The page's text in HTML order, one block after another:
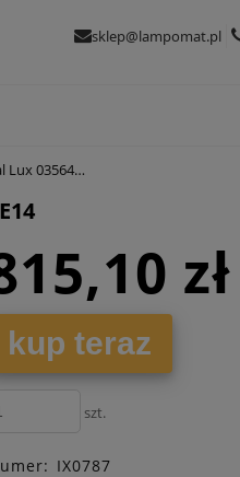
sklep@lampomat.pl
2xE14
zł
kup teraz
szt.
IX0787